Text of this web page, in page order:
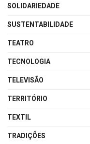
SOLIDARIEDADE
SUSTENTABILIDADE
TEATRO
TECNOLOGIA
TELEVISÃO
TERRITÓRIO
TEXTIL
TRADIÇÕES